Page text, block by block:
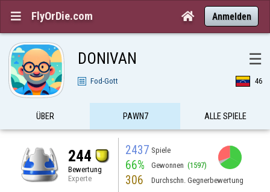
 FlyOrDie.com  Anmelden
DONIVAN ☰
Fod-Gott 46
ÜBER PAWN7 ALLE SPIELE
244
Bewertung
Experte
2437 Spiele
66% Gewonnen (1597)
306 Durchschn. Gegnerbewertung